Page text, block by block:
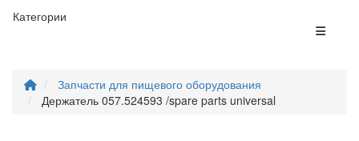
Категории
Запчасти для пищевого оборудования
Держатель 057.524593 /spare parts universal